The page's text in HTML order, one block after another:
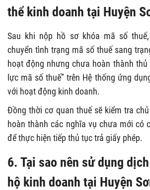
thể kinh doanh tại Huyện
Sau khi nộp hồ sơ khóa mã số
chuyển tình trạng mã số thuế sang
hoạt động nhưng chưa hoàn thành
lực mã số thuế” trên Hệ thống ứng
với hoạt động kinh doanh.
Đồng thời cơ quan thuế sẽ kiểm tra
hoàn thành các nghĩa vụ chưa mới có
để thực hiện tiếp thủ tục trả giấy phép.
6. Tại sao nên sử dụng
hộ kinh doanh tại Huyện